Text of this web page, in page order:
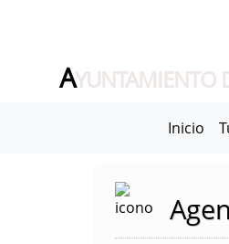
AYUNTAMIENTO
Inicio